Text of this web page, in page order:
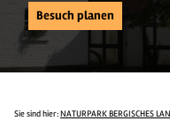
Besuch planen
Sie sind hier:NATURPARK BERGISCHES